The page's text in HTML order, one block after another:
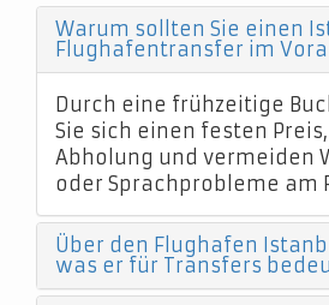
Warum sollten Sie einen
Flughafentransfer im
Durch eine frühzeitige
Sie sich einen festen
Abholung und vermeiden
oder Sprachprobleme am
Über den Flughafen
was er für Transfers